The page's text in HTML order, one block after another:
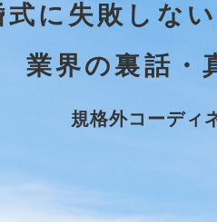
式に失敗しな
業界の裏話・
規格外コーディ